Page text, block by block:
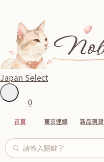
Japan Select
0
首頁 東京連線 新品現貨